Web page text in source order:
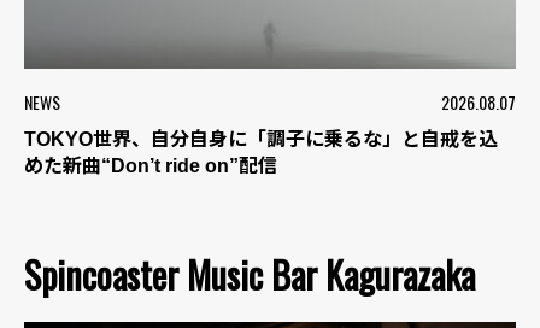
NEWS 2026.08.07
TOKYO世界、自分自身に「調子に乗るな」と自戒を込
めた新曲“Don’t ride on”配信
Spincoaster Music Bar Kagurazaka